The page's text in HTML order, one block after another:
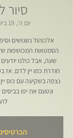
סיור
יום ה׳, 19 ביוני
אלכוהול נשנושים
הסמטאות המכושפות
שעה, אבל כולנו
חודרת כמו יין לדם. אז
נצפה בשקיעה עם כוס
ונטעם את יפו